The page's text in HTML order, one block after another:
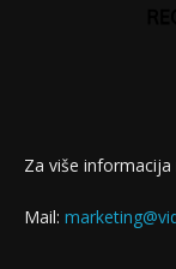
Za više
Mail: